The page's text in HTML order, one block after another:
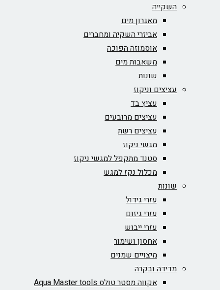
השקייה
מאגרון מים
אביזרי השקיה ומחברים
אוסמוזה הפוכה
משאבות מים
שונות
עציצים וניקוז
עציץ בד
עציצים מרובעים
עציצים רשת
מגשי ניקוז
סטנד מתקפל למגשי ניקוז
מכלול נקז למגש
שונות
עזרי גידול
עזרי גיזום
עזרי ייבוש
אחסון ושימור
מיצויים שמנים
מדידה ובקרה
אקווה מסטר טולס Aqua Master tools